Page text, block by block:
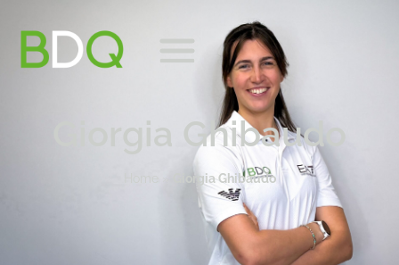
Giorgia Ghibaudo
Giorgia Ghibaudo